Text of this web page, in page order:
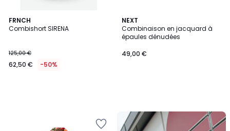
FRNCH
Combishort SIRENA
125,00 €
62,50 € -50%
NEXT
Combinaison en jacquard à
épaules dénudées
49,00 €
Nouveau